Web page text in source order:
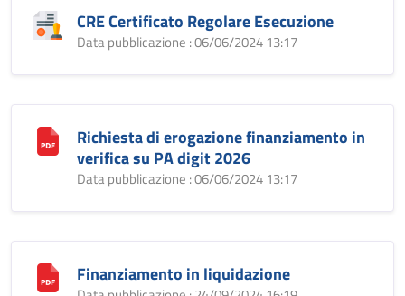
CRE Certificato Regolare Esecuzione
Data pubblicazione : 06/06/2024 13:17
Richiesta di erogazione finanziamento in
verifica su PA digit 2026
Data pubblicazione : 06/06/2024 13:17
Finanziamento in liquidazione